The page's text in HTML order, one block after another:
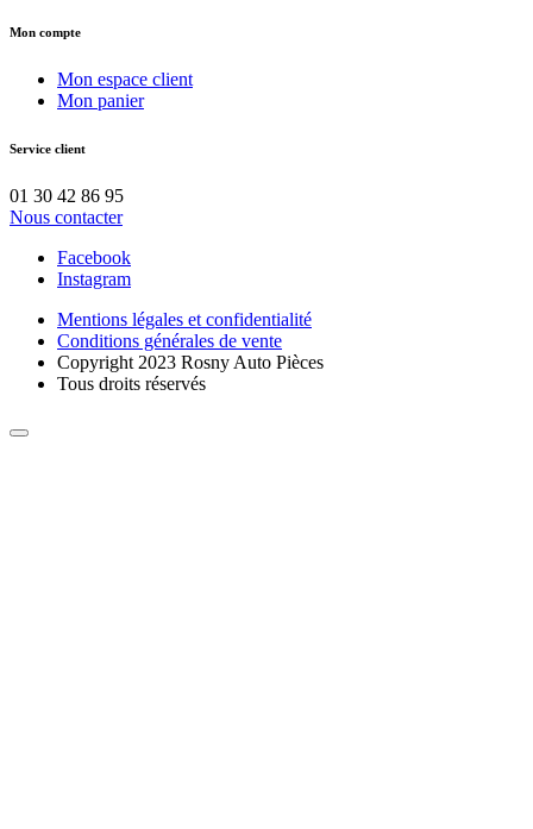
Mon compte
Mon espace client
Mon panier
Service client
01 30 42 86 95
Nous contacter
Facebook
Instagram
Mentions légales et confidentialité
Conditions générales de vente
Copyright 2023 Rosny Auto Pièces
Tous droits réservés